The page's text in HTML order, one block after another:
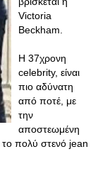
Victoria
Beckham.
H 37χρονη
celebrity, είναι
πιο αδύνατη
από ποτέ, με
την
αποστεωμένη
το πολύ στενό jean